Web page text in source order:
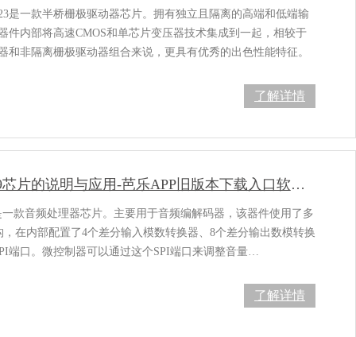
是一款半桥栅极驱动器芯片。拥有独立且隔离的高端和低端输
器件内部将高速CMOS和单芯片变压器技术集成到一起，相较于
非隔离栅极驱动器组合来说，更具有优秀的出色性能特征。
了解详情
AD1939芯片的说明与应用-芭乐APP旧版本下载入口软件电子
款音频处理器芯片。主要用于音频编解码器，该器件使用了多
，在内部配置了4个差分输入模数转换器、8个差分输出数模转换
SPI端口。微控制器可以通过这个SPI端口来调整音量…
了解详情